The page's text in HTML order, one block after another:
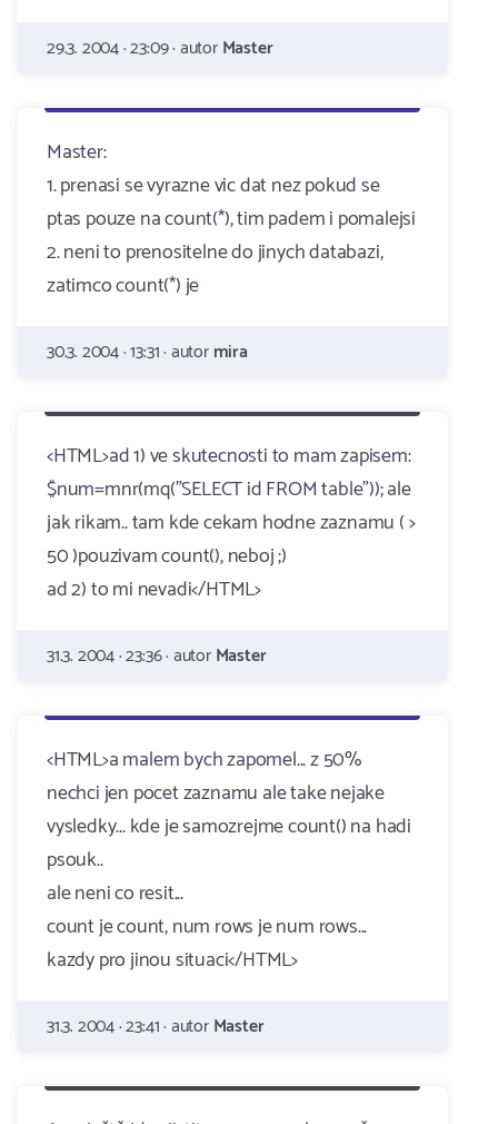
29.3. 2004 · 23:09 · autorMaster
Master:
1. prenasi se vyrazne vic dat nez pokud se
ptas pouze na count(*), tim padem i pomalejsi
2. neni to prenositelne do jinych databazi,
zatimco count(*) je
30.3. 2004 · 13:31 · autormira
<HTML>ad 1) ve skutecnosti to mam zapisem:
$num=mnr(mq("SELECT id FROM table")); ale
jak rikam.. tam kde cekam hodne zaznamu ( >
50 )pouzivam count(), neboj ;)
ad 2) to mi nevadi</HTML>
31.3. 2004 · 23:36 · autorMaster
<HTML>a malem bych zapomel... z 50%
nechci jen pocet zaznamu ale take nejake
vysledky... kde je samozrejme count() na hadi
psouk..
ale neni co resit...
count je count, num rows je num rows...
kazdy pro jinou situaci</HTML>
31.3. 2004 · 23:41 · autorMaster